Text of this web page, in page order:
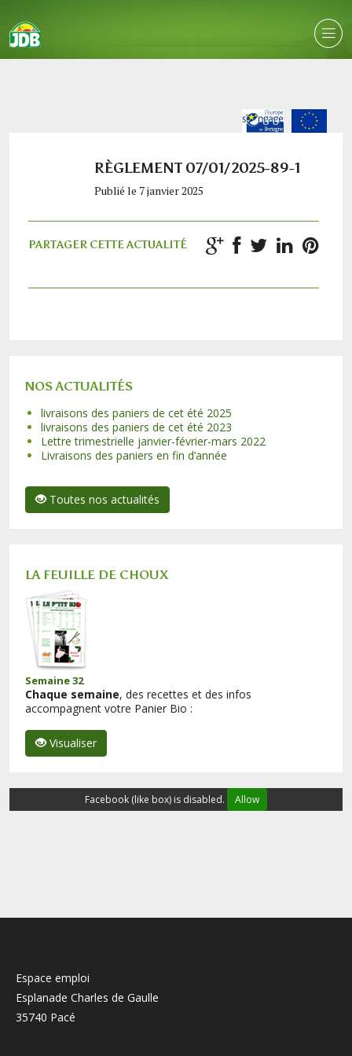
RÈGLEMENT 07/01/2025-89-1
Publié le 7 janvier 2025
PARTAGER CETTE ACTUALITÉ
NOS ACTUALITÉS
livraisons des paniers de cet été 2025
livraisons des paniers de cet été 2023
Lettre trimestrielle janvier-février-mars 2022
Livraisons des paniers en fin d’année
Toutes nos actualités
LA FEUILLE DE CHOUX
Semaine 32
Chaque semaine, des recettes et des infos
accompagnent votre Panier Bio :
Visualiser
Facebook (like box) is disabled. Allow
Espace emploi
Esplanade Charles de Gaulle
35740 Pacé